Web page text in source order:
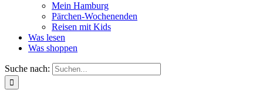
Mein Hamburg
Pärchen-Wochenenden
Reisen mit Kids
Was lesen
Was shoppen
Suche nach: